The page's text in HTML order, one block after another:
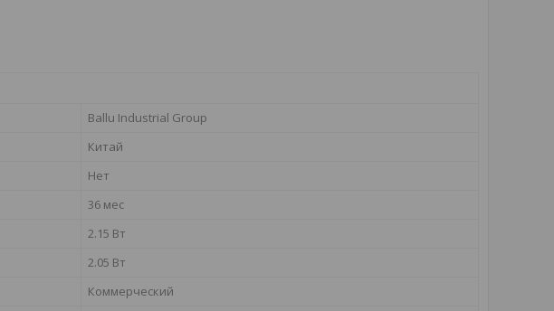
Ballu Industrial Group
Китай
Нет
36 мес
2.15 Вт
2.05 Вт
Коммерческий